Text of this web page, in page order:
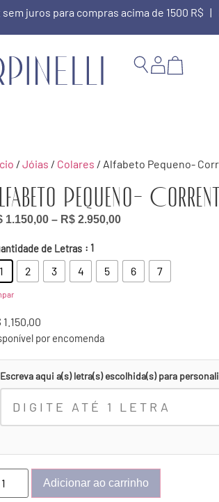
juros para compras acima de 1500 R$ |
/ Jóias / Colares / Alfabeto Pequeno-
Pequeno-
1.150,00 – R$ 2.950,00
de Letras : 1
1 2 3 4 5 6 7
1.150,00
por encomenda
Escreva aqui a(s) letra(s) escolhida(s) para
Adicionar ao carrinho